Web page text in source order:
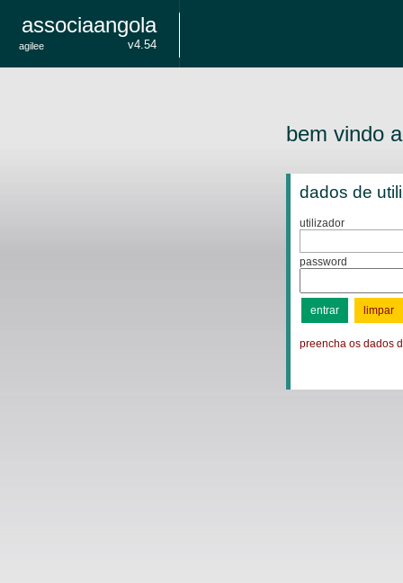
associaangola
agilee v4.54
bem vindo
dados de
utilizador
password
preencha os dados